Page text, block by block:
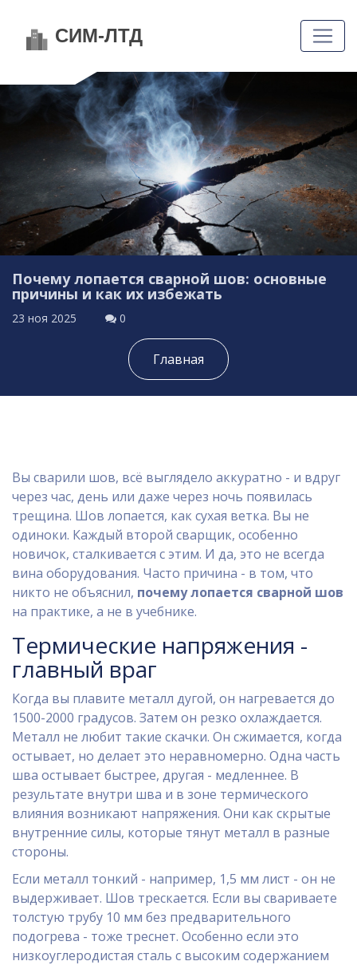
Почему лопается сварной шов: основные
причины и как их избежать
23 ноя 2025 0
Главная
Вы сварили шов, всё выглядело аккуратно - и вдруг
через час, день или даже через ночь появилась
трещина. Шов лопается, как сухая ветка. Вы не
одиноки. Каждый второй сварщик, особенно
новичок, сталкивается с этим. И да, это не всегда
вина оборудования. Часто причина - в том, что
никто не объяснил, почему лопается сварной шов
на практике, а не в учебнике.
Термические напряжения -
главный враг
Когда вы плавите металл дугой, он нагревается до
1500-2000 градусов. Затем он резко охлаждается.
Металл не любит такие скачки. Он сжимается, когда
остывает, но делает это неравномерно. Одна часть
шва остывает быстрее, другая - медленнее. В
результате внутри шва и в зоне термического
влияния возникают напряжения. Они как скрытые
внутренние силы, которые тянут металл в разные
стороны.
Если металл тонкий - например, 1,5 мм лист - он не
выдерживает. Шов трескается. Если вы свариваете
толстую трубу 10 мм без предварительного
подогрева - тоже треснет. Особенно если это
низкоуглеродистая сталь с высоким содержанием